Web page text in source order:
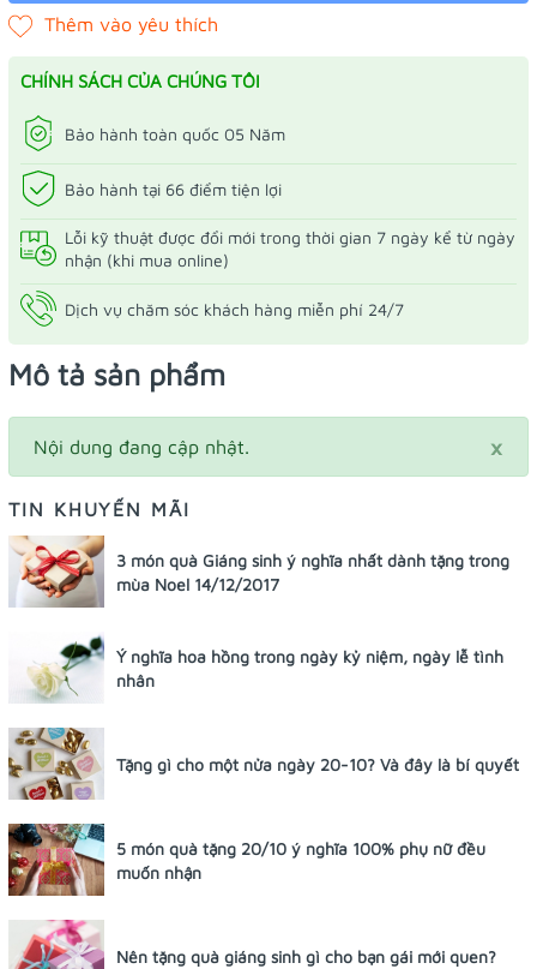
CHÍNH SÁCH CỦA CHÚNG TÔI
Bảo hành toàn quốc 05 Năm
Bảo hành tại 66 điểm tiện lợi
Lỗi kỹ thuật được đổi mới trong thời gian 7 ngày kể từ ngày
nhận (khi mua online)
Dịch vụ chăm sóc khách hàng miễn phí 24/7
Mô tả sản phẩm
×
Nội dung đang cập nhật.
TIN KHUYẾN MÃI
3 món quà Giáng sinh ý nghĩa nhất dành tặng trong
mùa Noel 14/12/2017
Ý nghĩa hoa hồng trong ngày kỷ niệm, ngày lễ tình
nhân
Tặng gì cho một nửa ngày 20-10? Và đây là bí quyết
5 món quà tặng 20/10 ý nghĩa 100% phụ nữ đều
muốn nhận
Nên tặng quà giáng sinh gì cho bạn gái mới quen?